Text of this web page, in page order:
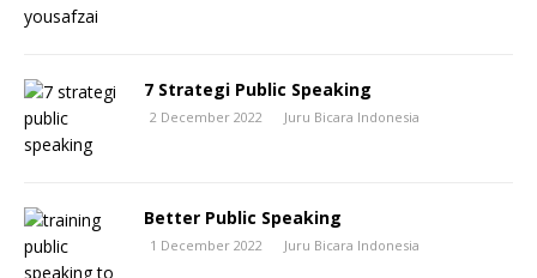
7 Strategi Public Speaking
2 December 2022 Juru Bicara Indonesia
Better Public Speaking
1 December 2022 Juru Bicara Indonesia